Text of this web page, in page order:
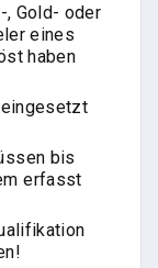
, Gold- oder
eines
haben
bis
erfasst